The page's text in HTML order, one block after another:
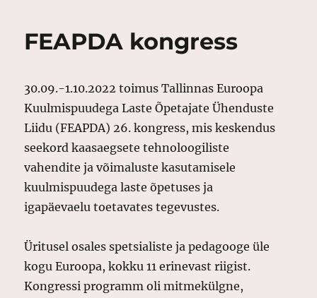
FEAPDA kongress
30.09.-1.10.2022 toimus Tallinnas Euroopa
Kuulmispuudega Laste Õpetajate Ühenduste
Liidu (FEAPDA) 26. kongress, mis keskendus
seekord kaasaegsete tehnoloogiliste
vahendite ja võimaluste kasutamisele
kuulmispuudega laste õpetuses ja
igapäevaelu toetavates tegevustes.
Üritusel osales spetsialiste ja pedagooge üle
kogu Euroopa, kokku 11 erinevast riigist.
Kongressi programm oli mitmekülgne,